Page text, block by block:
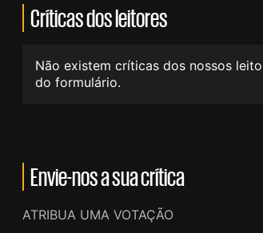
Críticas dos leitores
Não existem críticas dos nossos
do formulário.
Envie-nos a sua crítica
ATRIBUA UMA VOTAÇÃO